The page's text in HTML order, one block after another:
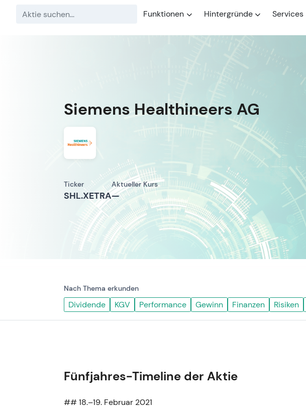
Funktionen Hintergründe Services
Siemens Healthineers AG
Ticker
SHL.XETRA
Aktueller Kurs
—
Nach Thema erkunden
Dividende KGV Performance Gewinn Finanzen Risiken
Fünfjahres-Timeline der Aktie
## 18.–19. Februar 2021